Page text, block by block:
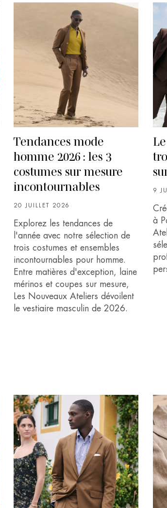
Tendances mode
homme 2026 : les 3
costumes sur mesure
incontournables
20 JUILLET 2026
Explorez les tendances de
l'année avec notre sélection de
trois costumes et ensembles
incontournables pour homme.
Entre matières d'exception, laine
mérinos et coupes sur mesure,
Les Nouveaux Ateliers dévoilent
le vestiaire masculin de 2026.
9
à